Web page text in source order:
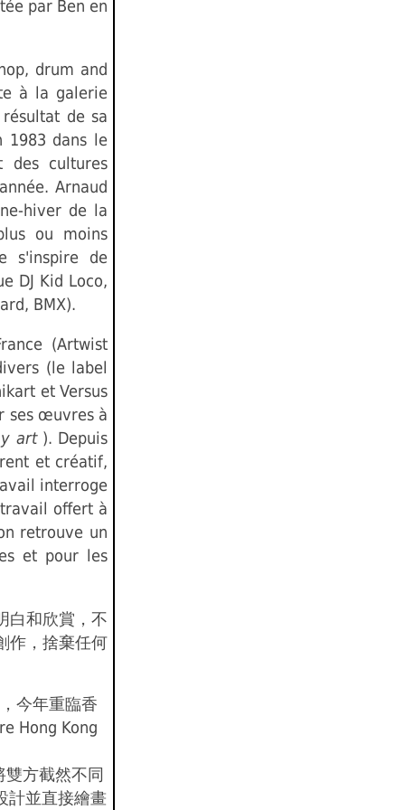
par Ben en
drum and
à la galerie
de sa
1983 dans le
des cultures
Arnaud
hiver de la
ou moins
s'inspire de
DJ Kid Loco,
BMX).
(Artwist
(le label
et Versus
ses œuvres à
art ). Depuis
et créatif,
interroge
offert à
retrouve un
et pour les
白和欣賞，不
作，捨棄任何
今年重臨香
Hong Kong
方截然不同
計並直接繪畫